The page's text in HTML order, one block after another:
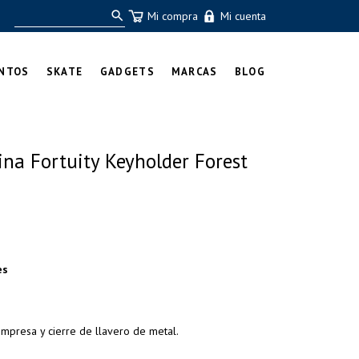
Mi compra Mi cuenta
SKATE GADGETS MARCAS BLOG
Fortuity Keyholder Forest
y cierre de llavero de metal.